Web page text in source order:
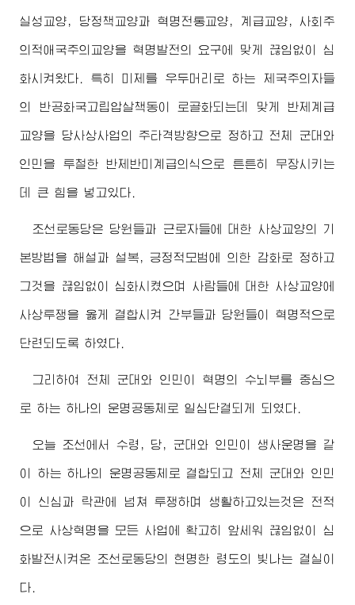
실성교양, 당정책교양과 혁명전통교양, 계급교양, 사회주
의적애국주의교양을 혁명발전의 요구에 맞게 끊임없이 심
화시켜왔다. 특히 미제를 우두머리로 하는 제국주의자들
의 반공화국고립압살책동이 로골화되는데 맞게 반제계급
교양을 당사상사업의 주타격방향으로 정하고 전체 군대와
인민을 투철한 반제반미계급의식으로 튼튼히 무장시키는
데 큰 힘을 넣고있다.
조선로동당은 당원들과 근로자들에 대한 사상교양의 기
본방법을 해설과 설복, 긍정적모범에 의한 감화로 정하고
그것을 끊임없이 심화시켰으며 사람들에 대한 사상교양에
사상투쟁을 옳게 결합시켜 간부들과 당원들이 혁명적으로
단련되도록 하였다.
그리하여 전체 군대와 인민이 혁명의 수뇌부를 중심으
로 하는 하나의 운명공동체로 일심단결되게 되였다.
오늘 조선에서 수령, 당, 군대와 인민이 생사운명을 같
이 하는 하나의 운명공동체로 결합되고 전체 군대와 인민
이 신심과 락관에 넘쳐 투쟁하며 생활하고있는것은 전적
으로 사상혁명을 모든 사업에 확고히 앞세워 끊임없이 심
화발전시켜온 조선로동당의 현명한 령도의 빛나는 결실이
다.